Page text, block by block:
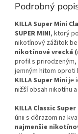
Podrobný
KILLA Super Mini
SUPER MINI, ktorý
nikotínový zážitok
nikotínové vrecká
profil s prirodzeným,
jemným hitom oproti
KILLA Super Mini je
nižší obsah nikotínu
KILLA Classic
únii s dôrazom na
najmenšie